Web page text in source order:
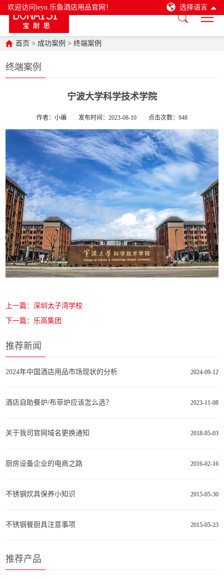
欢迎访问leyu.乐鱼酒店用品官网！ 选择语言
首页 > 成功案例 >终端案例
终端案例
宁波大学科学技术学院
作者：小编 发布时间：2023-08-10 点击次数： 948
上一篇：深圳太子湾学校
下一篇：乐高集团
推荐新闻
2024-09-12
2024年中国酒店用品市场现状的分析
2023-11-08
酒店自助餐炉/布菲炉应该怎么选？
2018-05-03
关于我司官网域名更换通知
2016-02-16
厨房设备企业的电商之路
2015-05-30
不锈钢炊具保养小知识
2015-05-23
不锈钢餐厨具注意事项
推荐产品